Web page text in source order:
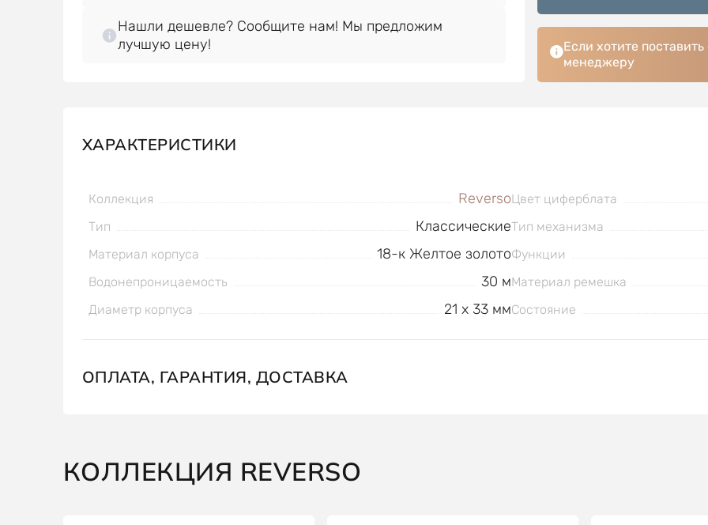
Нашли дешевле? Сообщите нам! Мы предложим
лучшую цену!
Если хотите
менеджеру
ХАРАКТЕРИСТИКИ
Коллекция Reverso
Тип Классические
Материал корпуса 18-к Желтое золото
Водонепроницаемость 30 м
Диаметр корпуса 21 x 33 мм
Цвет циферблата
Тип механизма
Функции
Материал ремешка
Состояние
ОПЛАТА, ГАРАНТИЯ, ДОСТАВКА
КОЛЛЕКЦИЯ REVERSO